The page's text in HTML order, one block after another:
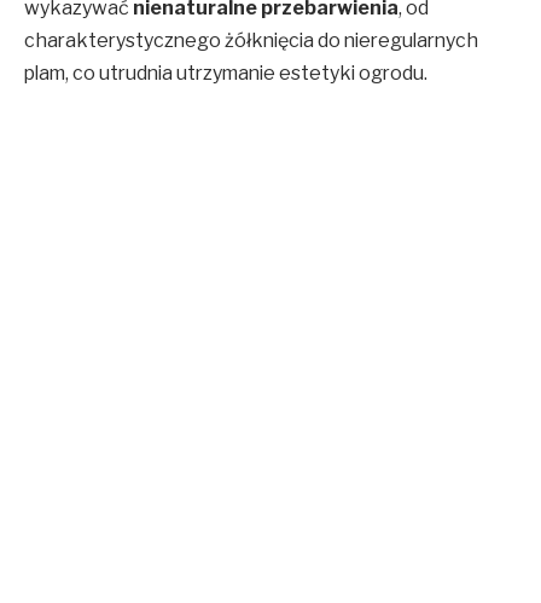
wykazywać nienaturalne przebarwienia, od
charakterystycznego żółknięcia do nieregularnych
plam, co utrudnia utrzymanie estetyki ogrodu.